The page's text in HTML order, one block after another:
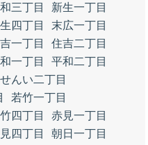
三丁目
新生一丁目
四丁目
末広一丁目
一丁目
住吉二丁目
一丁目
平和二丁目
せんい二丁目
若竹一丁目
四丁目
赤見一丁目
四丁目
朝日一丁目